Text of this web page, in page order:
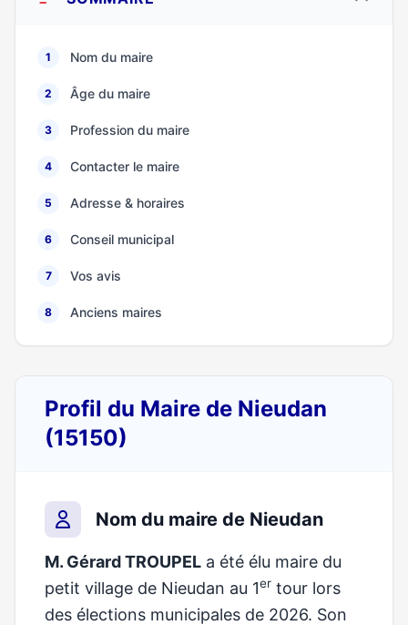
1 Nom du maire
2 Âge du maire
3 Profession du maire
4 Contacter le maire
5 Adresse & horaires
6 Conseil municipal
7 Vos avis
8 Anciens maires
Profil du Maire de Nieudan
(15150)
Nom du maire de Nieudan
M. Gérard TROUPEL a été élu maire du
petit village de Nieudan au 1er tour lors
des élections municipales de 2026. Son